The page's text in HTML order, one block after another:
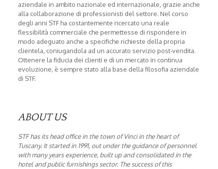
aziendale in ambito nazionale ed internazionale, grazie anche
alla collaborazione di professionisti del settore. Nel corso
degli anni STF ha costantemente ricercato una reale
flessibilità commerciale che permettesse di rispondere in
modo adeguato anche a specifiche richieste della propria
clientela, coniugandola ad un accurato servizio post-vendita.
Ottenere la fiducia dei clienti e di un mercato in continua
evoluzione, è sempre stato alla base della filosofia aziendale
di STF.
ABOUT US
STF has its head office in the town of Vinci in the heart of
Tuscany. It started in 1991, out under the guidance of personnel
with many years experience, built up and consolidated in the
hotel and public furnishings sector. The success of this